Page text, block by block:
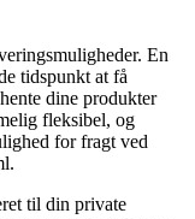
En
tidspunkt at få
dine produkter
fleksibel, og
for fragt ved
til din private